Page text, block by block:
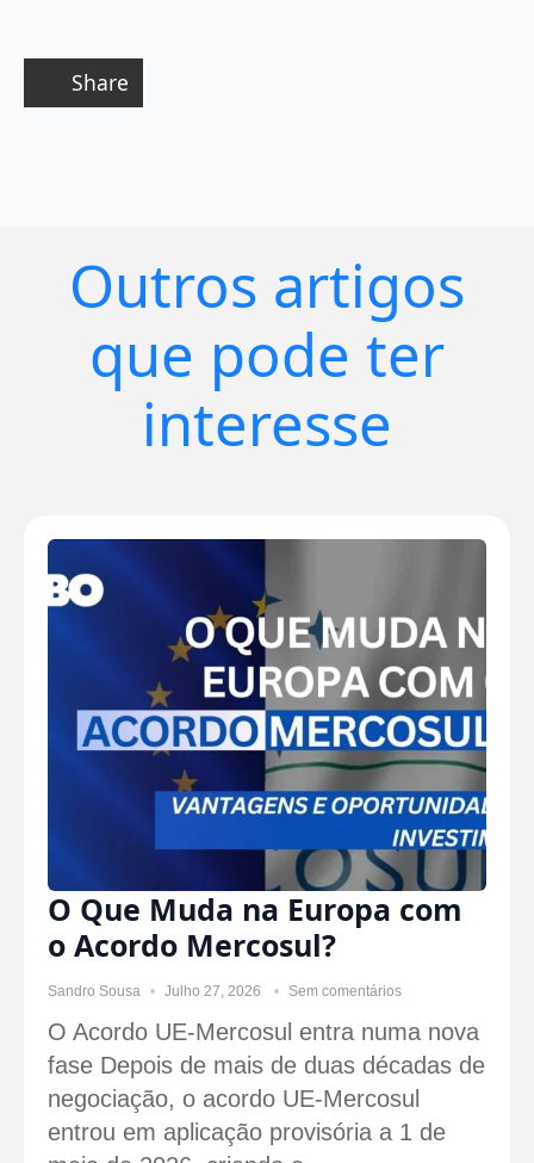
Share
Outros artigos
que pode ter
interesse
O Que Muda na Europa com
o Acordo Mercosul?
Sandro Sousa Julho 27, 2026 Sem comentários
O Acordo UE-Mercosul entra numa nova
fase Depois de mais de duas décadas de
negociação, o acordo UE-Mercosul
entrou em aplicação provisória a 1 de